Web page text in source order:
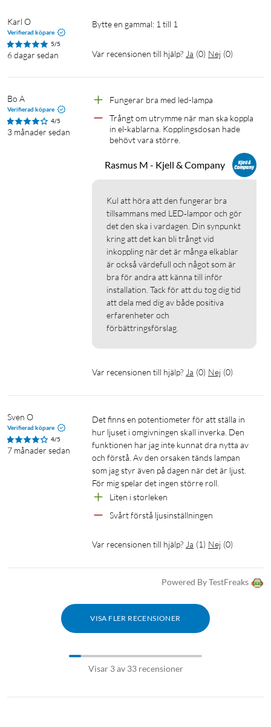
Karl O
Verifierad köpare
5/5
6 dagar sedan
Bytte en gammal: 1 till 1
Var recensionen till hjälp? Ja (0) Nej (0)
Bo A
Verifierad köpare
4/5
3 månader sedan
Fungerar bra med led-lampa
Trångt om utrymme när man ska koppla
in el-kablarna. Kopplingsdosan hade
behövt vara större.
Rasmus M - Kjell & Company
Kul att höra att den fungerar bra
tillsammans med LED‑lampor och gör
det den ska i vardagen. Din synpunkt
kring att det kan bli trångt vid
inkoppling när det är många elkablar
är också värdefull och något som är
bra för andra att känna till inför
installation. Tack för att du tog dig tid
att dela med dig av både positiva
erfarenheter och
förbättringsförslag.
Var recensionen till hjälp? Ja (0) Nej (0)
Sven O
Verifierad köpare
4/5
7 månader sedan
Det finns en potentiometer för att ställa in
hur ljuset i omgivningen skall inverka. Den
funktionen har jag inte kunnat dra nytta av
och förstå. Av den orsaken tänds lampan
som jag styr även på dagen när det är ljust.
För mig spelar det ingen större roll.
Liten i storleken
Svårt förstå ljusinställningen
Var recensionen till hjälp? Ja (1) Nej (0)
Powered By TestFreaks
VISA FLER RECENSIONER
Visar 3 av 33 recensioner